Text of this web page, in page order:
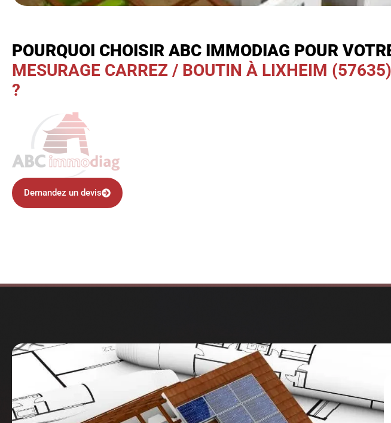
POURQUOI CHOISIR ABC IMMODIAG POUR
MESURAGE CARREZ / BOUTIN À LIXHEIM (57635)
?
Demandez un devis